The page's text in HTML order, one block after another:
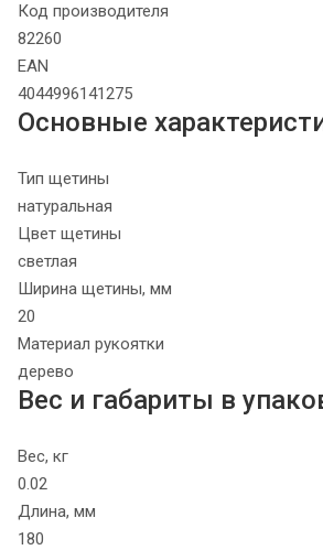
Код производителя
82260
EAN
4044996141275
Основные
Тип щетины
натуральная
Цвет щетины
светлая
Ширина щетины, мм
20
Материал рукоятки
дерево
Вес и габариты в
Вес, кг
0.02
Длина, мм
180